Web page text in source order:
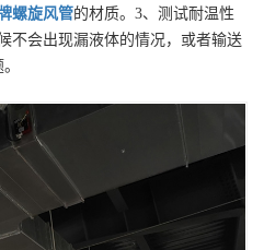
螺旋风管的材质。3、测试耐温性
不会出现漏液体的情况，或者输送